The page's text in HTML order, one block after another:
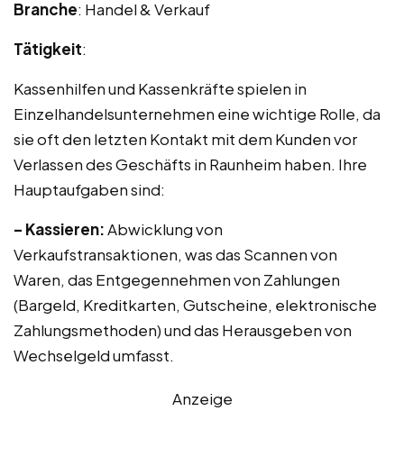
Branche: Handel & Verkauf
Tätigkeit:
Kassenhilfen und Kassenkräfte spielen in
Einzelhandelsunternehmen eine wichtige Rolle, da
sie oft den letzten Kontakt mit dem Kunden vor
Verlassen des Geschäfts in Raunheim haben. Ihre
Hauptaufgaben sind:
– Kassieren:Abwicklung von
Verkaufstransaktionen, was das Scannen von
Waren, das Entgegennehmen von Zahlungen
(Bargeld, Kreditkarten, Gutscheine, elektronische
Zahlungsmethoden) und das Herausgeben von
Wechselgeld umfasst.
Anzeige